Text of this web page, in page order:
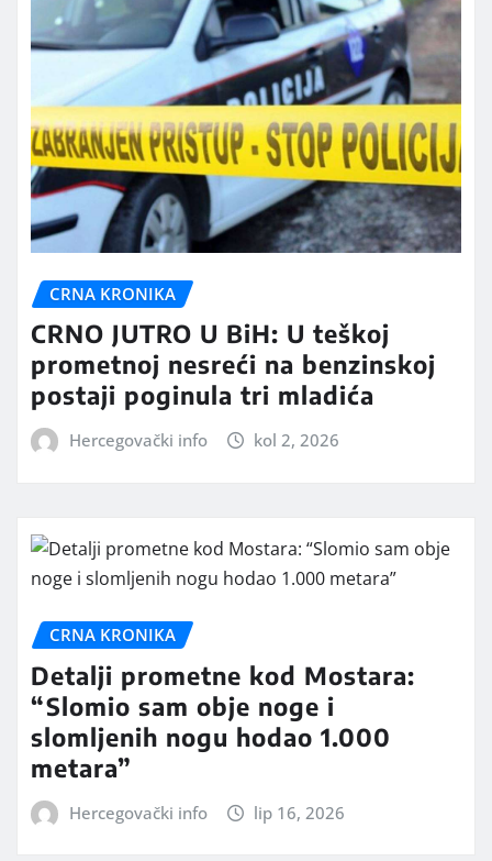
CRNA KRONIKA
CRNO JUTRO U BiH: U teškoj
prometnoj nesreći na benzinskoj
postaji poginula tri mladića
Hercegovački info kol 2, 2026
CRNA KRONIKA
Detalji prometne kod Mostara:
“Slomio sam obje noge i
slomljenih nogu hodao 1.000
metara”
Hercegovački info lip 16, 2026